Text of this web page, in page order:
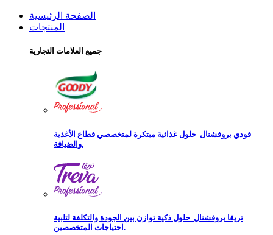
الصفحة الرئيسية
المنتجات
جميع العلامات التجارية
قودي بروفشنال حلول غذائية مبتكرة لمتخصصي قطاع الأغذية
والضيافة.
تريڨا بروفشنال حلول ذكية توازن بين الجودة والتكلفة لتلبية
احتياجات المتخصصين.